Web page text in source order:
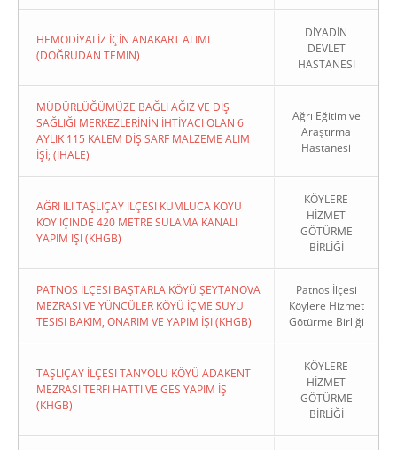
HEMODİYALİZ İÇİN ANAKART ALIMI
(DOĞRUDAN TEMIN)
DİYADİN
DEVLET
HASTANESİ
MÜDÜRLÜĞÜMÜZE BAĞLI AĞIZ VE DİŞ
SAĞLIĞI MERKEZLERİNİN İHTİYACI OLAN 6
AYLIK 115 KALEM DİŞ SARF MALZEME ALIM
İŞİ; (İHALE)
Ağrı Eğitim ve
Araştırma
Hastanesi
AĞRI İLİ TAŞLIÇAY İLÇESİ KUMLUCA KÖYÜ
KÖY İÇİNDE 420 METRE SULAMA KANALI
YAPIM İŞİ (KHGB)
KÖYLERE
HİZMET
GÖTÜRME
BİRLİĞİ
PATNOS İLÇESI BAŞTARLA KÖYÜ ŞEYTANOVA
MEZRASI VE YÜNCÜLER KÖYÜ İÇME SUYU
TESISI BAKIM, ONARIM VE YAPIM İŞI (KHGB)
Patnos İlçesi
Köylere Hizmet
Götürme Birliği
TAŞLIÇAY İLÇESI TANYOLU KÖYÜ ADAKENT
MEZRASI TERFI HATTI VE GES YAPIM İŞ
(KHGB)
KÖYLERE
HİZMET
GÖTÜRME
BİRLİĞİ